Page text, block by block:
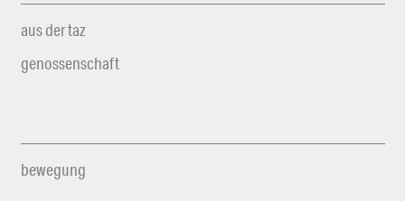
aus der taz
genossenschaft
bewegung